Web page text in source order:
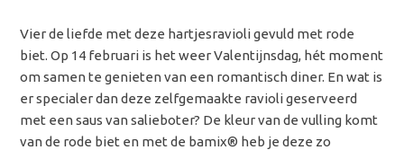
Vier de liefde met deze hartjesravioli gevuld met rode
biet. Op 14 februari is het weer Valentijnsdag, hét moment
om samen te genieten van een romantisch diner. En wat is
er specialer dan deze zelfgemaakte ravioli geserveerd
met een saus van salieboter? De kleur van de vulling komt
van de rode biet en met de bamix® heb je deze zo